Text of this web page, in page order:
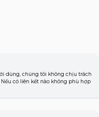
dùng, chúng tôi không chịu trách
có liên kết nào không phù hợp